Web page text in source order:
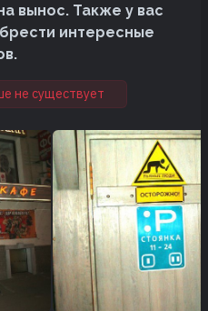
вынос. Также у вас
интересные
не существует